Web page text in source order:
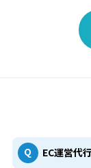
EC運営代